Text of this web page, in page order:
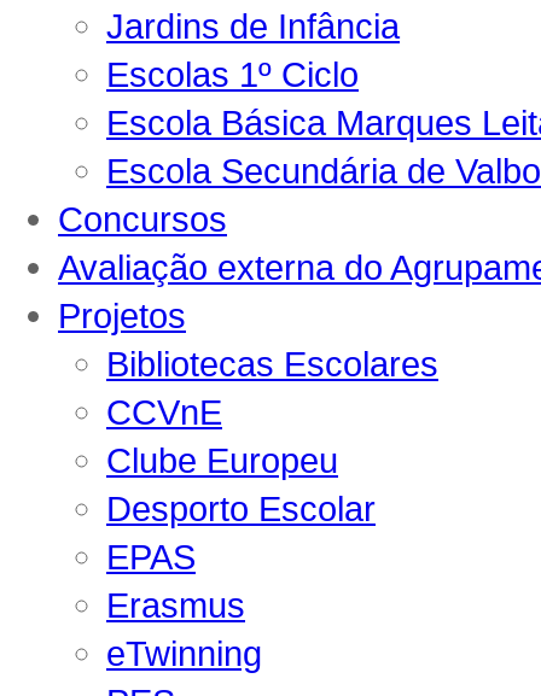
Jardins de Infância
Escolas 1º Ciclo
Escola Básica Marques
Escola Secundária de
Concursos
Avaliação externa do
Projetos
Bibliotecas Escolares
CCVnE
Clube Europeu
Desporto Escolar
EPAS
Erasmus
eTwinning